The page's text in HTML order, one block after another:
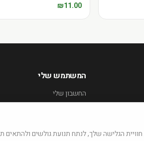
₪11.00
הגלישה שלך, לנתח תנועת גולשים
המשתמש שלי
החשבון שלי